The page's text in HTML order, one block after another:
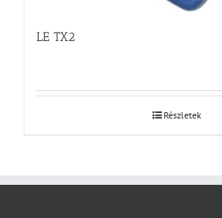
LE TX2
Részletek